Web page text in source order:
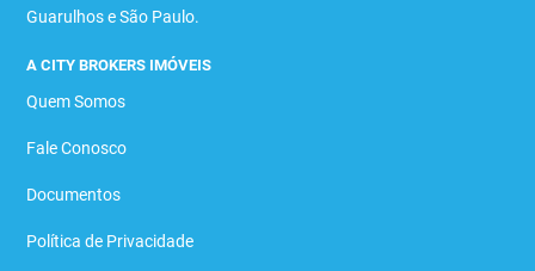
Guarulhos e São Paulo.
A CITY BROKERS IMÓVEIS
Quem Somos
Fale Conosco
Documentos
Política de Privacidade